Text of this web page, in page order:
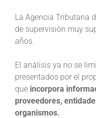
La Agencia Tributaria
de supervisión muy
años.
El análisis ya no se
presentados por el
que incorpora
proveedores,
organismos.